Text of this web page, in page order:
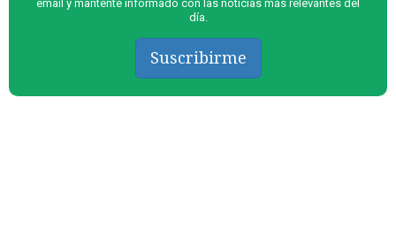
email y mantente informado con las noticias más relevantes del
día.
Suscribirme